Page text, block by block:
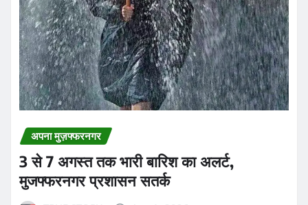
अपना मुज़फ्फरनगर
3 से 7 अगस्त तक भारी बारिश का अलर्ट,
मुजफ्फरनगर प्रशासन सतर्क